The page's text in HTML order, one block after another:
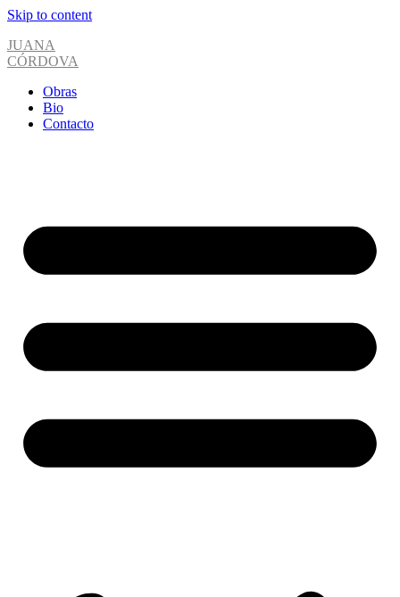
Skip to content
JUANA
CÓRDOVA
Obras
Bio
Contacto